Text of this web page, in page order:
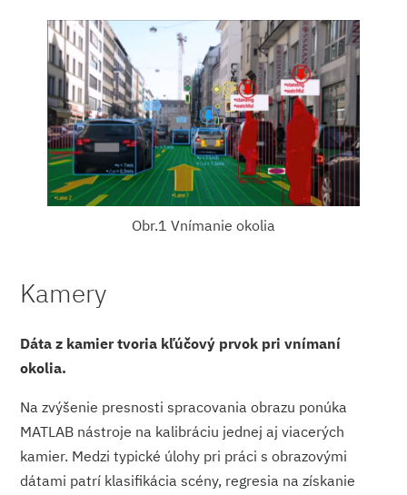
Obr.1 Vnímanie okolia
Kamery
Dáta z kamier tvoria kľúčový prvok pri vnímaní
okolia.
Na zvýšenie presnosti spracovania obrazu ponúka
MATLAB nástroje na kalibráciu jednej aj viacerých
kamier. Medzi typické úlohy pri práci s obrazovými
dátami patrí klasifikácia scény, regresia na získanie